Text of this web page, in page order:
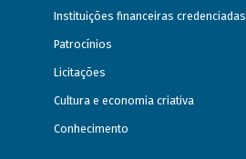
Instituições financeiras credenciadas
Patrocínios
Licitações
Cultura e economia criativa
Conhecimento